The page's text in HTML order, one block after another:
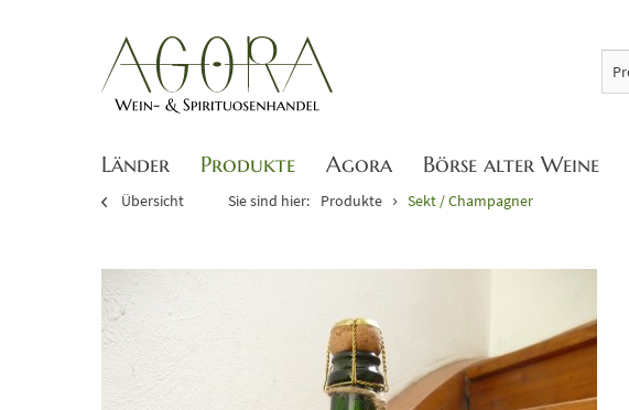
Länder Produkte Agora Börse alter Weine
Übersicht Sie sind hier: Produkte Sekt / Champagner